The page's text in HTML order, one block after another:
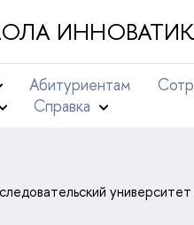
Абитуриентам
Справка